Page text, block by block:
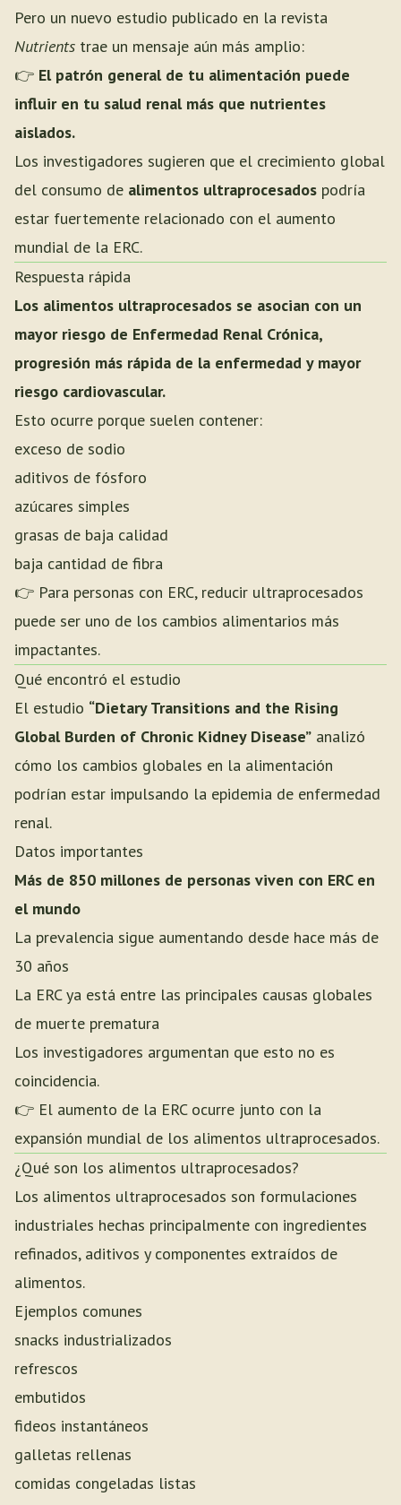
Pero un nuevo estudio publicado en la revista
Nutrients trae un mensaje aún más amplio:
👉 El patrón general de tu alimentación puede
influir en tu salud renal más que nutrientes
aislados.
Los investigadores sugieren que el crecimiento global
del consumo de alimentos ultraprocesados podría
estar fuertemente relacionado con el aumento
mundial de la ERC.
Respuesta rápida
Los alimentos ultraprocesados se asocian con un
mayor riesgo de Enfermedad Renal Crónica,
progresión más rápida de la enfermedad y mayor
riesgo cardiovascular.
Esto ocurre porque suelen contener:
exceso de sodio
aditivos de fósforo
azúcares simples
grasas de baja calidad
baja cantidad de fibra
👉 Para personas con ERC, reducir ultraprocesados
puede ser uno de los cambios alimentarios más
impactantes.
Qué encontró el estudio
El estudio “Dietary Transitions and the Rising
Global Burden of Chronic Kidney Disease” analizó
cómo los cambios globales en la alimentación
podrían estar impulsando la epidemia de enfermedad
renal.
Datos importantes
Más de 850 millones de personas viven con ERC en
el mundo
La prevalencia sigue aumentando desde hace más de
30 años
La ERC ya está entre las principales causas globales
de muerte prematura
Los investigadores argumentan que esto no es
coincidencia.
👉 El aumento de la ERC ocurre junto con la
expansión mundial de los alimentos ultraprocesados.
¿Qué son los alimentos ultraprocesados?
Los alimentos ultraprocesados son formulaciones
industriales hechas principalmente con ingredientes
refinados, aditivos y componentes extraídos de
alimentos.
Ejemplos comunes
snacks industrializados
refrescos
embutidos
fideos instantáneos
galletas rellenas
comidas congeladas listas